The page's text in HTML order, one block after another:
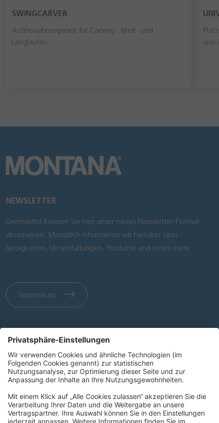
SWINGCARVER
Aufbewahrungsrack für Carving-, Breit- und
Langlaufski
und
NEWSLETTER
Demnächst können Sie hier unser neues Newsletter-Format
abonnieren. Monatlich informieren wir hierüber über
Neuigkeiten, Veranstaltungen, Produkte und vieles mehr.
Vormerken
KONTAKT
PRODUKTE
QUICKLINKS